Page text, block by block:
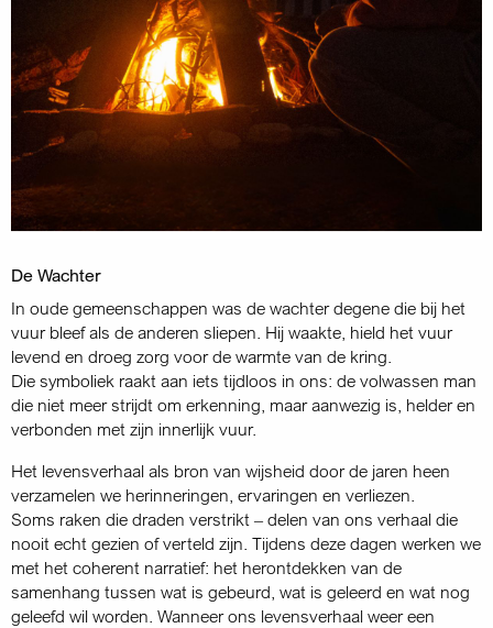
De Wachter
In oude gemeenschappen was de wachter degene die bij het
vuur bleef als de anderen sliepen. Hij waakte, hield het vuur
levend en droeg zorg voor de warmte van de kring.
Die symboliek raakt aan iets tijdloos in ons: de volwassen man
die niet meer strijdt om erkenning, maar aanwezig is, helder en
verbonden met zijn innerlijk vuur.
Het levensverhaal als bron van wijsheid door de jaren heen
verzamelen we herinneringen, ervaringen en verliezen.
Soms raken die draden verstrikt – delen van ons verhaal die
nooit echt gezien of verteld zijn. Tijdens deze dagen werken we
met het coherent narratief: het herontdekken van de
samenhang tussen wat is gebeurd, wat is geleerd en wat nog
geleefd wil worden. Wanneer ons levensverhaal weer een